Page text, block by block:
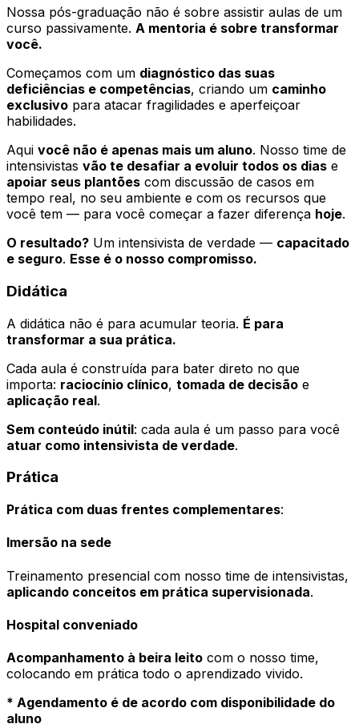
Nossa pós-graduação não é sobre assistir aulas de um
curso passivamente. A mentoria é sobre transformar
você.
Começamos com um diagnóstico das suas
deficiências e competências, criando um caminho
exclusivo para atacar fragilidades e aperfeiçoar
habilidades.
Aqui você não é apenas mais um aluno. Nosso time de
intensivistas vão te desafiar a evoluir todos os dias e
apoiar seus plantões com discussão de casos em
tempo real, no seu ambiente e com os recursos que
você tem — para você começar a fazer diferença hoje.
O resultado? Um intensivista de verdade — capacitado
e seguro. Esse é o nosso compromisso.
Didática
A didática não é para acumular teoria. É para
transformar a sua prática.
Cada aula é construída para bater direto no que
importa: raciocínio clínico, tomada de decisão e
aplicação real.
Sem conteúdo inútil: cada aula é um passo para você
atuar como intensivista de verdade.
Prática
Prática com duas frentes complementares:
Imersão na sede
Treinamento presencial com nosso time de intensivistas,
aplicando conceitos em prática supervisionada.
Hospital conveniado
Acompanhamento à beira leito com o nosso time,
colocando em prática todo o aprendizado vivido.
* Agendamento é de acordo com disponibilidade do
aluno